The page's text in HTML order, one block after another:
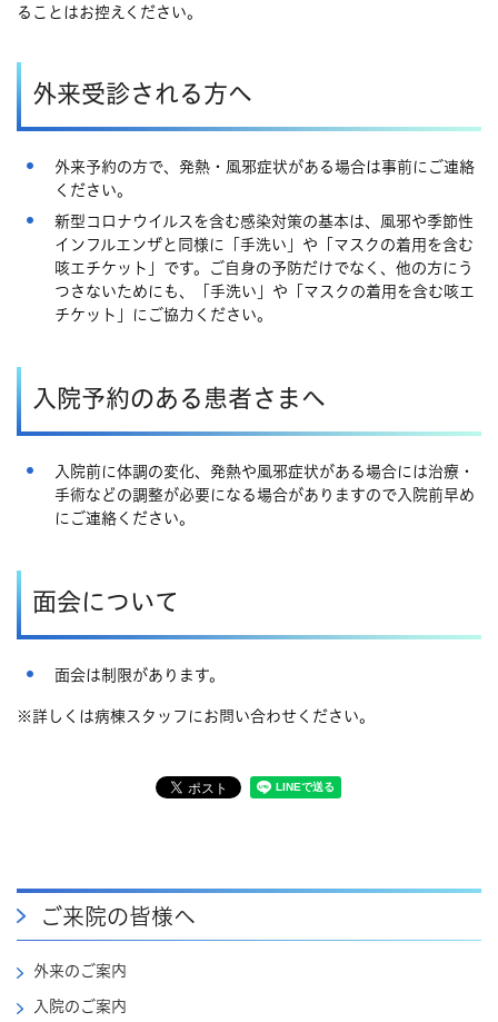
ることはお控えください。
外来受診される方へ
外来予約の方で、発熱・風邪症状がある場合は事前にご連絡
ください。
新型コロナウイルスを含む感染対策の基本は、風邪や季節性
インフルエンザと同様に「手洗い」や「マスクの着用を含む
咳エチケット」です。ご自身の予防だけでなく、他の方にう
つさないためにも、「手洗い」や「マスクの着用を含む咳エ
チケット」にご協力ください。
入院予約のある患者さまへ
入院前に体調の変化、発熱や風邪症状がある場合には治療・
手術などの調整が必要になる場合がありますので入院前早め
にご連絡ください。
面会について
面会は制限があります。
※詳しくは病棟スタッフにお問い合わせください。
ご来院の皆様へ
外来のご案内
入院のご案内